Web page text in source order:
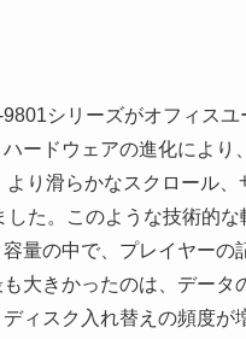
シリーズがオフィス
ードウェアの進化によ
り滑らかなスクロール
た。このような技術的
量の中で、プレイヤー
大きかったのは、デー
ィスク入れ替えの頻度が